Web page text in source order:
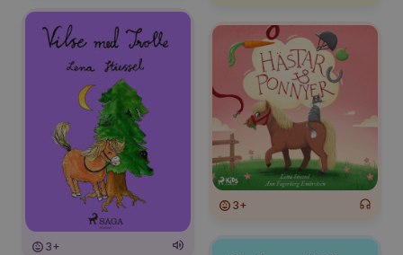
3+
3+